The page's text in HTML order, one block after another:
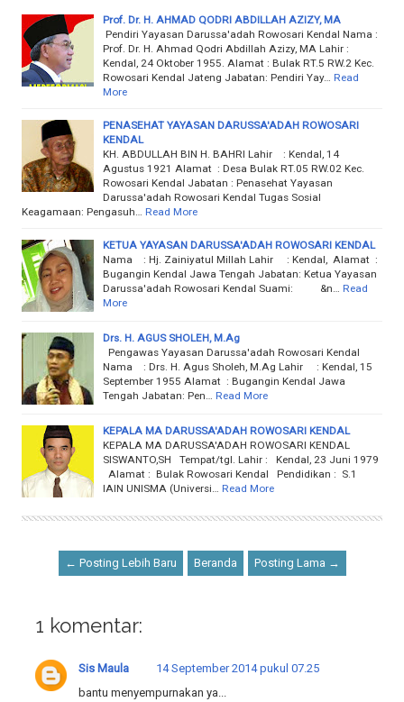
Prof. Dr. H. AHMAD QODRI ABDILLAH AZIZY, MA
Pendiri Yayasan Darussa'adah Rowosari Kendal Nama :
Prof. Dr. H. Ahmad Qodri Abdillah Azizy, MA Lahir :
Kendal, 24 Oktober 1955. Alamat : Bulak RT.5 RW.2 Kec.
Rowosari Kendal Jateng Jabatan: Pendiri Yay…
Read
More
PENASEHAT YAYASAN DARUSSA'ADAH ROWOSARI
KENDAL
KH. ABDULLAH BIN H. BAHRI Lahir : Kendal, 14
Agustus 1921 Alamat : Desa Bulak RT.05 RW.02 Kec.
Rowosari Kendal Jabatan : Penasehat Yayasan
Darussa'adah Rowosari Kendal Tugas Sosial
Keagamaan: Pengasuh…
Read More
KETUA YAYASAN DARUSSA'ADAH ROWOSARI KENDAL
Nama : Hj. Zainiyatul Millah Lahir : Kendal, Alamat :
Bugangin Kendal Jawa Tengah Jabatan: Ketua Yayasan
Darussa'adah Rowosari Kendal Suami: &n…
Read
More
Drs. H. AGUS SHOLEH, M.Ag
Pengawas Yayasan Darussa'adah Rowosari Kendal
Nama : Drs. H. Agus Sholeh, M.Ag Lahir : Kendal, 15
September 1955 Alamat : Bugangin Kendal Jawa
Tengah Jabatan: Pen…
Read More
KEPALA MA DARUSSA'ADAH ROWOSARI KENDAL
KEPALA MA DARUSSA'ADAH ROWOSARI KENDAL
SISWANTO,SH Tempat/tgl. Lahir : Kendal, 23 Juni 1979
Alamat : Bulak Rowosari Kendal Pendidikan : S.1
IAIN UNISMA (Universi…
Read More
← Posting Lebih Baru Beranda Posting Lama →
1 komentar:
Sis Maula
14 September 2014 pukul 07.25
bantu menyempurnakan ya...